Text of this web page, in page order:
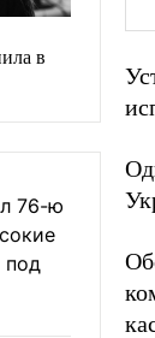
в
76-ю
под